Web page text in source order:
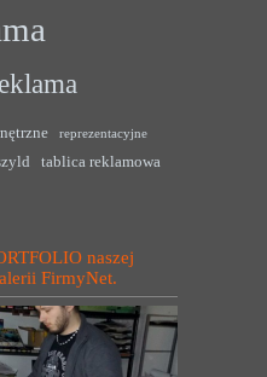
reprezentacyjne
tablica reklamowa
naszej
FirmyNet.